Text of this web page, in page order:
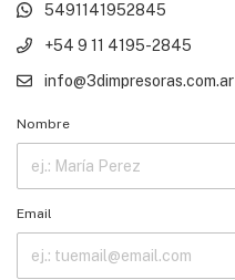
5491141952845
+54 9 11 4195-2845
info@3dimpresoras.com.ar
Nombre
Email